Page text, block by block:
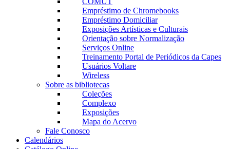
Empréstimo de Chromebooks
Empréstimo Domiciliar
Exposições Artísticas e Culturais
Orientação sobre Normalização
Serviços Online
Treinamento Portal de Periódicos da Capes
Usuários Voltare
Wireless
Sobre as bibliotecas
Coleções
Complexo
Exposições
Mapa do Acervo
Fale Conosco
Calendários